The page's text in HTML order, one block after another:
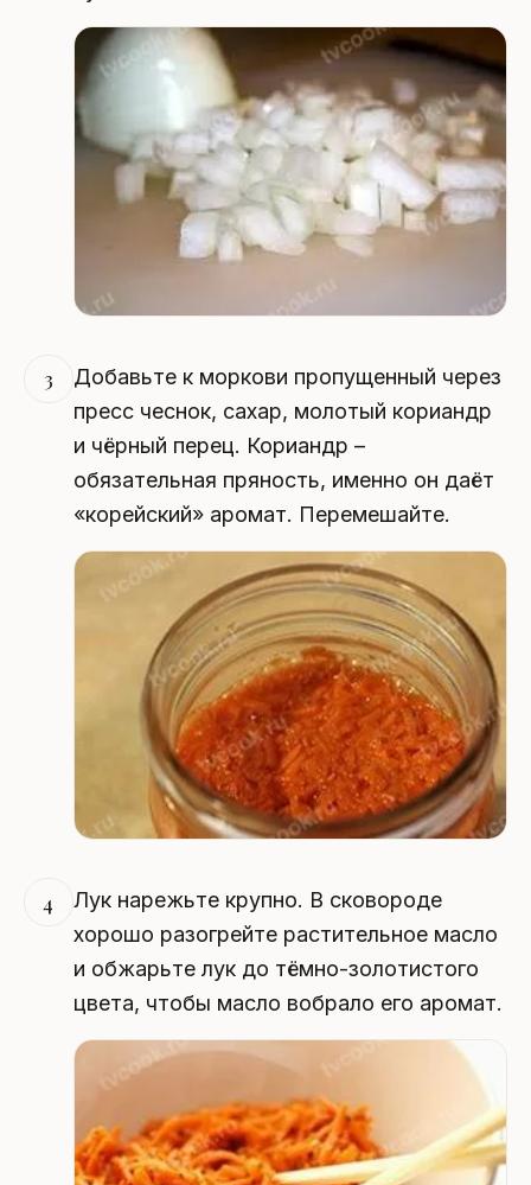
3
Добавьте к моркови пропущенный через
пресс чеснок, сахар, молотый кориандр
и чёрный перец. Кориандр –
обязательная пряность, именно он даёт
«корейский» аромат. Перемешайте.
4
Лук нарежьте крупно. В сковороде
хорошо разогрейте растительное масло
и обжарьте лук до тёмно-золотистого
цвета, чтобы масло вобрало его аромат.